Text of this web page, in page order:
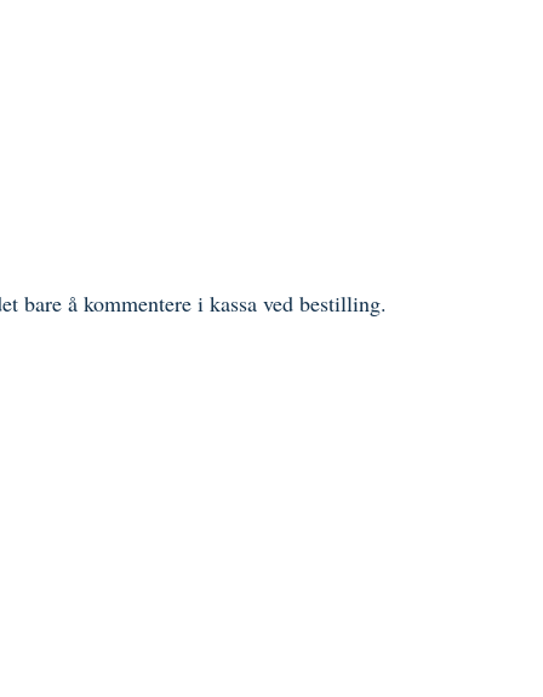
bare å kommentere i kassa ved bestilling.